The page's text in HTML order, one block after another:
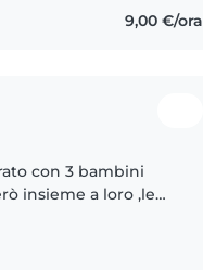
9,00 €/ora
con 3 bambini
insieme a loro ,le